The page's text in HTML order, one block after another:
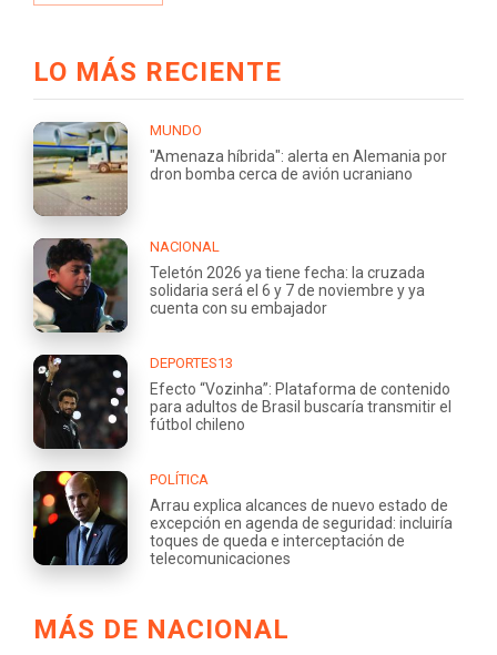
LO MÁS RECIENTE
MUNDO
"Amenaza híbrida": alerta en Alemania por
dron bomba cerca de avión ucraniano
NACIONAL
Teletón 2026 ya tiene fecha: la cruzada
solidaria será el 6 y 7 de noviembre y ya
cuenta con su embajador
DEPORTES13
Efecto “Vozinha”: Plataforma de contenido
para adultos de Brasil buscaría transmitir el
fútbol chileno
POLÍTICA
Arrau explica alcances de nuevo estado de
excepción en agenda de seguridad: incluiría
toques de queda e interceptación de
telecomunicaciones
MÁS DE NACIONAL